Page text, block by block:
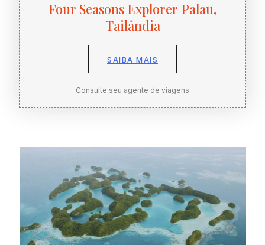
Four Seasons Explorer Palau,
Tailândia
SAIBA MAIS
Consulte seu agente de viagens